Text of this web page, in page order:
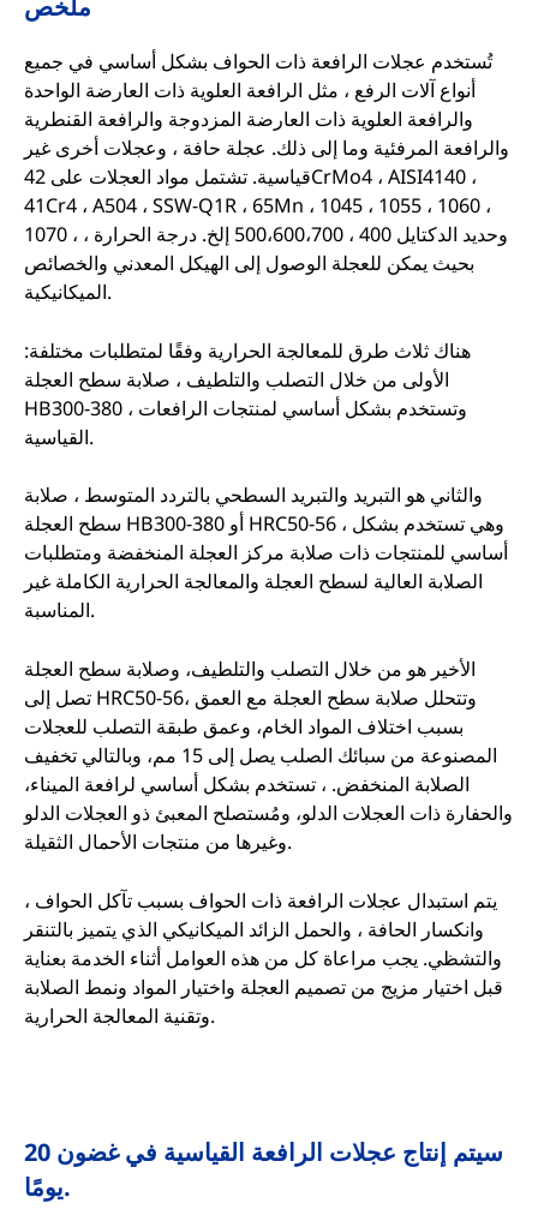
ملخص
تُستخدم عجلات الرافعة ذات الحواف بشكل أساسي في جميع
أنواع آلات الرفع ، مثل الرافعة العلوية ذات العارضة الواحدة
والرافعة العلوية ذات العارضة المزدوجة والرافعة القنطرية
والرافعة المرفئية وما إلى ذلك. عجلة حافة ، وعجلات أخرى غير
قياسية. تشتمل مواد العجلات على 42CrMo4 ، AISI4140 ،
41Cr4 ، A504 ، SSW-Q1R ، 65Mn ، 1045 ، 1055 ، 1060 ،
1070 ، وحديد الدكتايل 400 ، 500،600،700 إلخ. درجة الحرارة ،
بحيث يمكن للعجلة الوصول إلى الهيكل المعدني والخصائص
الميكانيكية.
هناك ثلاث طرق للمعالجة الحرارية وفقًا لمتطلبات مختلفة:
الأولى من خلال التصلب والتلطيف ، صلابة سطح العجلة
HB300-380 ، وتستخدم بشكل أساسي لمنتجات الرافعات
القياسية.
والثاني هو التبريد والتبريد السطحي بالتردد المتوسط ، صلابة
سطح العجلة HB300-380 أو HRC50-56 ، وهي تستخدم بشكل
أساسي للمنتجات ذات صلابة مركز العجلة المنخفضة ومتطلبات
الصلابة العالية لسطح العجلة والمعالجة الحرارية الكاملة غير
المناسبة.
الأخير هو من خلال التصلب والتلطيف، وصلابة سطح العجلة
تصل إلى HRC50-56، وتتحلل صلابة سطح العجلة مع العمق
بسبب اختلاف المواد الخام، وعمق طبقة التصلب للعجلات
المصنوعة من سبائك الصلب يصل إلى 15 مم، وبالتالي تخفيف
الصلابة المنخفض. ، تستخدم بشكل أساسي لرافعة الميناء،
والحفارة ذات العجلات الدلو، ومُستصلح المعبئ ذو العجلات الدلو
وغيرها من منتجات الأحمال الثقيلة.
يتم استبدال عجلات الرافعة ذات الحواف بسبب تآكل الحواف ،
وانكسار الحافة ، والحمل الزائد الميكانيكي الذي يتميز بالتنقر
والتشظي. يجب مراعاة كل من هذه العوامل أثناء الخدمة بعناية
قبل اختيار مزيج من تصميم العجلة واختيار المواد ونمط الصلابة
وتقنية المعالجة الحرارية.
سيتم إنتاج عجلات الرافعة القياسية في غضون 20
يومًا.